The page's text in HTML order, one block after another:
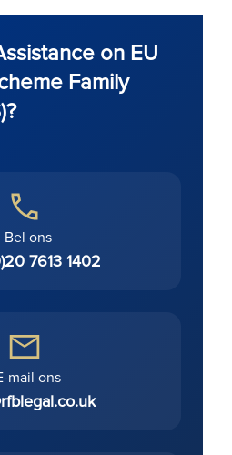
on EU
Family
Bel ons
7613 1402
mail ons